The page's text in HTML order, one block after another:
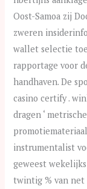
Oost-Samoa zij
zweren
wallet selectie
rapportage voor
handhaven. De
casino certify .
dragen ‘
instrumentalist
geweest
twintig % van net